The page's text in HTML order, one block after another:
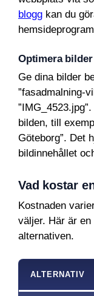
blogg kan du
Optimera bilder
Ge dina bilder
”fasadmalning-
bilden, till
Göteborg”. Det
bildinnehållet
Vad kostar
Kostnaden
väljer. Här är
alternativen.
ALTERNATIV